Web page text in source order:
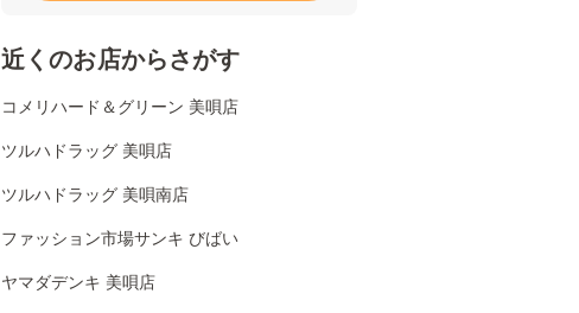
近くのお店からさがす
コメリハード＆グリーン 美唄店
ツルハドラッグ 美唄店
ツルハドラッグ 美唄南店
ファッション市場サンキ びばい
ヤマダデンキ 美唄店